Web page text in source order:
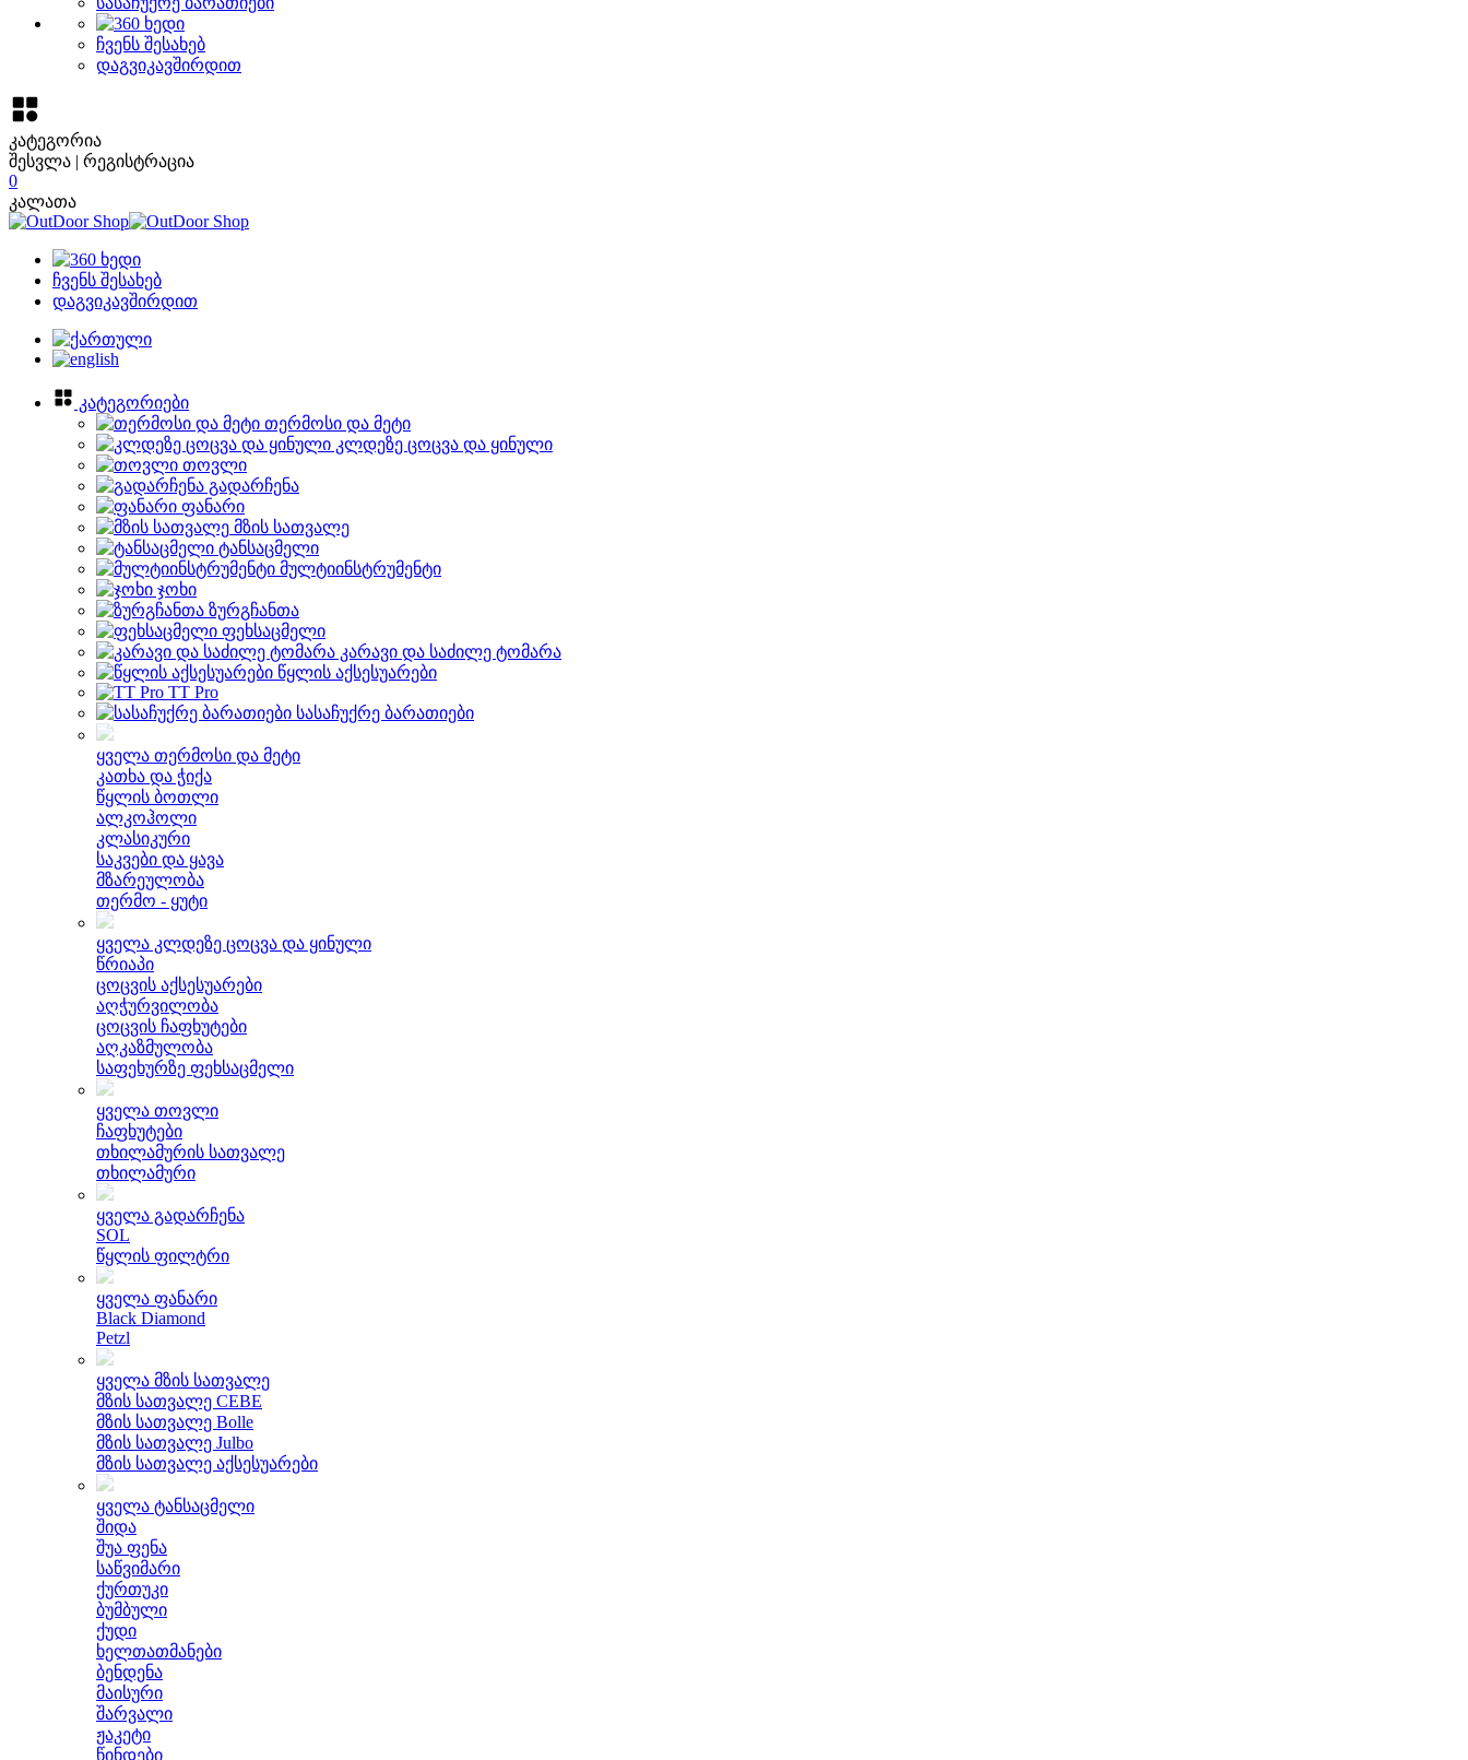
ჩვენს შესახებ
დაგვიკავშირდით
კატეგორია
შესვლა | რეგისტრაცია
0
კალათა
ჩვენს შესახებ
დაგვიკავშირდით
კატეგორიები
თერმოსი და მეტი
კლდეზე ცოცვა და ყინული
თოვლი
გადარჩენა
ფანარი
მზის სათვალე
ტანსაცმელი
მულტიინსტრუმენტი
ჯოხი
ზურგჩანთა
ფეხსაცმელი
კარავი და საძილე ტომარა
წყლის აქსესუარები
TT Pro
სასაჩუქრე ბარათიები
ყველა თერმოსი და მეტი
კათხა და ჭიქა
წყლის ბოთლი
ალკოჰოლი
კლასიკური
საკვები და ყავა
მზარეულობა
თერმო - ყუტი
ყველა კლდეზე ცოცვა და ყინული
წრიაპი
ცოცვის აქსესუარები
აღჭურვილობა
ცოცვის ჩაფხუტები
აღკაზმულობა
საფეხურზე ფეხსაცმელი
ყველა თოვლი
ჩაფხუტები
თხილამურის სათვალე
თხილამური
ყველა გადარჩენა
SOL
წყლის ფილტრი
ყველა ფანარი
Black Diamond
Petzl
ყველა მზის სათვალე
მზის სათვალე CEBE
მზის სათვალე Bolle
მზის სათვალე Julbo
მზის სათვალე აქსესუარები
ყველა ტანსაცმელი
შიდა
შუა ფენა
საწვიმარი
ქურთუკი
ბუმბული
ქუდი
ხელთათმანები
ბენდენა
მაისური
შარვალი
ჟაკეტი
წინდები